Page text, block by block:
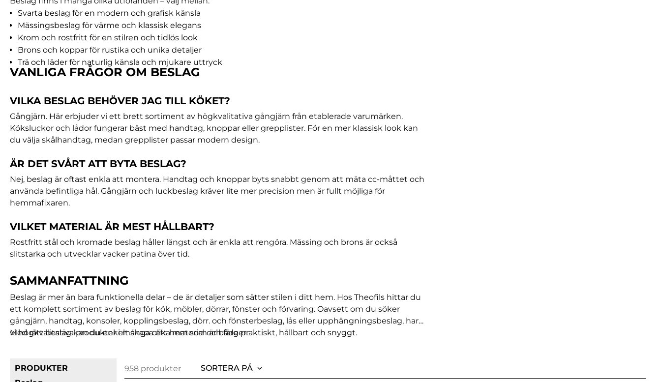
Svarta beslag för en modern och grafisk känsla
Mässingsbeslag för värme och klassisk elegans
Krom och rostfritt för en stilren och tidlös look
Brons och koppar för rustika och unika detaljer
Trä och läder för naturlig känsla och mjukare uttryck
VANLIGA FRÅGOR OM BESLAG
VILKA BESLAG BEHÖVER JAG TILL KÖKET?
Gångjärn. Här erbjuder vi ett brett sortiment av högkvalitativa gångjärn från etablerade varumärken.
Köksluckor och lådor fungerar bäst med handtag, knoppar eller grepplister. För en mer klassisk look kan
du välja skålhandtag, medan grepplister passar modern design.
ÄR DET SVÅRT ATT BYTA BESLAG?
Nej, beslag är oftast enkla att montera. Handtag och knoppar byts snabbt genom att mäta cc-måttet och
använda befintliga hål. Gångjärn och luckbeslag kräver lite mer precision men är fullt möjliga för
hemmafixaren.
VILKET MATERIAL ÄR MEST HÅLLBART?
Rostfritt stål och kromade beslag håller längst och är enkla att rengöra. Mässing och brons är också
slitstarka och utvecklar vacker patina över tid.
SAMMANFATTNING
Beslag är mer än bara funktionella delar – de är detaljer som sätter stilen i ditt hem. Hos Theofils hittar du
ett komplett sortiment av beslag för kök, möbler, dörrar, fönster och förvaring. Oavsett om du söker
gångjärn, handtag, konsoler, kopplingsbeslag, dörr. och fönsterbeslag, lås eller upphängningsbeslag, har
vi högkvalitativa produkter i många olika material och färger.
Med rätt beslag kan du enkelt skapa ett hem som är både praktiskt, hållbart och snyggt.
PRODUKTER
958 produkter SORTERA PÅ